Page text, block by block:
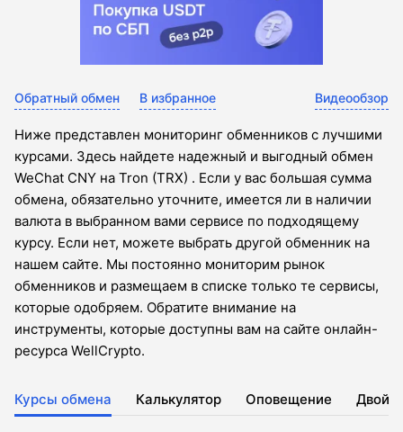
Обратный обмен В избранное Видеообзор
Ниже представлен мониторинг обменников с лучшими
курсами. Здесь найдете надежный и выгодный обмен
WeChat CNY на Tron (TRX) . Если у вас большая сумма
обмена, обязательно уточните, имеется ли в наличии
валюта в выбранном вами сервисе по подходящему
курсу. Если нет, можете выбрать другой обменник на
нашем сайте. Мы постоянно мониторим рынок
обменников и размещаем в списке только те сервисы,
которые одобряем. Обратите внимание на
инструменты, которые доступны вам на сайте онлайн-
ресурса WellCrypto.
Курсы обмена Калькулятор Оповещение